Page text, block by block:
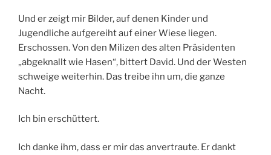
Und er zeigt mir Bilder, auf denen Kinder und
Jugendliche aufgereiht auf einer Wiese liegen.
Erschossen. Von den Milizen des alten Präsidenten
„abgeknallt wie Hasen“, bittert David. Und der Westen
schweige weiterhin. Das treibe ihn um, die ganze
Nacht.
Ich bin erschüttert.
Ich danke ihm, dass er mir das anvertraute. Er dankt